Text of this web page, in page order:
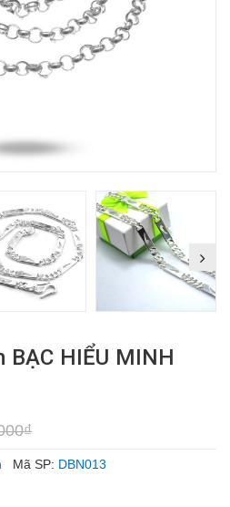
BẠC HIỂU MINH
Mã SP: DBN013